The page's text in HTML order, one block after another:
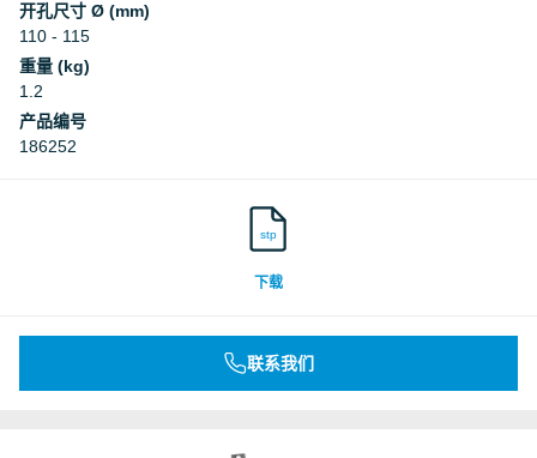
开孔尺寸 Ø (mm)
110 - 115
重量 (kg)
1.2
产品编号
186252
stp
下载
联系我们